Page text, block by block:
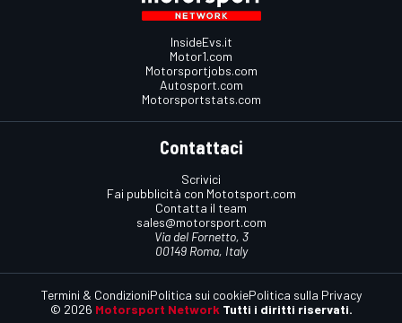
InsideEvs.it
Motor1.com
Motorsportjobs.com
Autosport.com
Motorsportstats.com
Contattaci
Scrivici
Fai pubblicità con Mototsport.com
Contatta il team
sales@motorsport.com
Via del Fornetto, 3
00149 Roma, Italy
© 2026 Motorsport Network Tutti i diritti riservati.
Termini & CondizioniPolitica sui cookiePolitica sulla Privacy